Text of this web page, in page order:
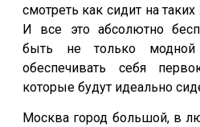
смотреть как сидит на
И все это абсолютно
быть не только
обеспечивать себя
которые будут идеально
Москва город большой, в